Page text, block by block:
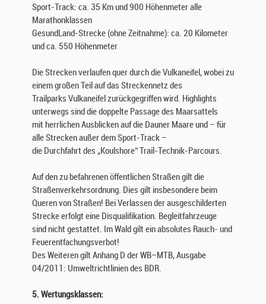
Sport-Track: ca. 35 Km und 900 Höhenmeter alle
Marathonklassen
GesundLand-Strecke (ohne Zeitnahme): ca. 20 Kilometer
und ca. 550 Höhenmeter
Die Strecken verlaufen quer durch die Vulkaneifel, wobei zu
einem großen Teil auf das Streckennetz des
Trailparks Vulkaneifel zurückgegriffen wird. Highlights
unterwegs sind die doppelte Passage des Maarsattels
mit herrlichen Ausblicken auf die Dauner Maare und – für
alle Strecken außer dem Sport-Track –
die Durchfahrt des „Koulshore“ Trail-Technik-Parcours.
Auf den zu befahrenen öffentlichen Straßen gilt die
Straßenverkehrsordnung. Dies gilt insbesondere beim
Queren von Straßen! Bei Verlassen der ausgeschilderten
Strecke erfolgt eine Disqualifikation. Begleitfahrzeuge
sind nicht gestattet. Im Wald gilt ein absolutes Rauch- und
Feuerentfachungsverbot!
Des Weiteren gilt Anhang D der WB–MTB, Ausgabe
04/2011: Umweltrichtlinien des BDR.
5. Wertungsklassen: